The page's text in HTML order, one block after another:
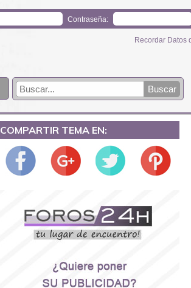
Contraseña:
Recordar Datos
COMPARTIR TEMA EN: